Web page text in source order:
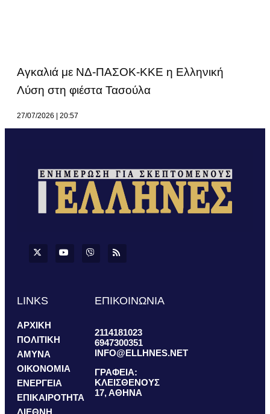
Αγκαλιά με ΝΔ-ΠΑΣΟΚ-ΚΚΕ η Ελληνική
Λύση στη φιέστα Τασούλα
27/07/2026 20:57
LINKS
ΑΡΧΙΚΗ
ΠΟΛΙΤΙΚΗ
ΑΜΥΝΑ
ΟΙΚΟΝΟΜΙΑ
ΕΝΕΡΓΕΙΑ
ΕΠΙΚΑΙΡΟΤΗΤΑ
ΔΙΕΘΝΗ
ΕΠΙΚΟΙΝΩΝΙΑ
2114181023
6947300351
INFO@ELLHNES.NET
ΓΡΑΦΕΙΑ:
ΚΛΕΙΣΘΕΝΟΥΣ
17, ΑΘΗΝΑ